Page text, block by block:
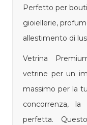
Perfetto per
gioiellerie,
allestimento di
Vetrina
vetrine per un
massimo per la
concorrenza,
perfetta.